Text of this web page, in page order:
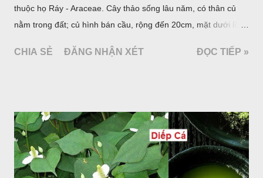
thuộc họ Ráy - Araceae. Cây thảo sống lâu năm, có thân củ
nằm trong đất; củ hình bán cầu, rộng đến 20cm, mặt dưới lồi
quanh có 3-5 mấu lồi; vỏ củ màu nâu, thịt trắng vàng và cứng.
một mo to màu đỏ xanh có đốm trắng, mặt trong màu đỏ thẫm,
bao lấy một bong mo là một trục mang phần hoa cái ở dưới,
phần hoa đực ở trên. Khoai nưa phân bố ở Ấn độ, Myanma,
Trung quốc, Việt nam, Campuchia, Malaixia, Inđônêxia,
CHIA SẺ ĐĂNG NHẬN XÉT ĐỌC TIẾP »